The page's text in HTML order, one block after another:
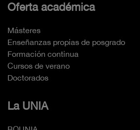
Oferta académica
Másteres
Enseñanzas propias de posgrado
Formación continua
Cursos de verano
Doctorados
La UNIA